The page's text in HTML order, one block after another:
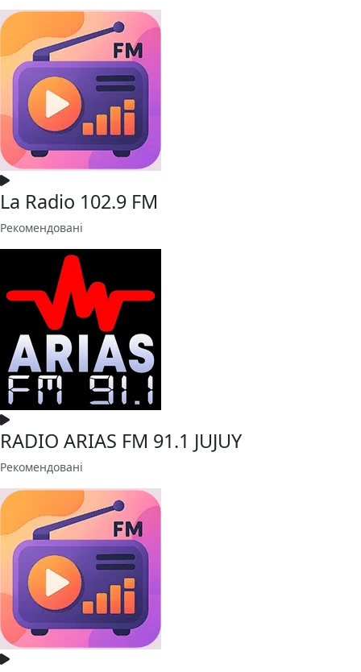
La Radio 102.9 FM
Рекомендовані
RADIO ARIAS FM 91.1 JUJUY
Рекомендовані